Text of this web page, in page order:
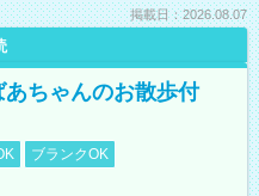
掲載日：2026.08.07
あちゃんのお散歩付
ブランクOK